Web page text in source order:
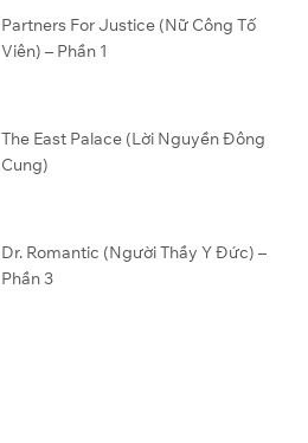
Partners For Justice (Nữ Công Tố
Viên) – Phần 1
The East Palace (Lời Nguyền Đông
Cung)
Dr. Romantic (Người Thầy Y Đức) –
Phần 3